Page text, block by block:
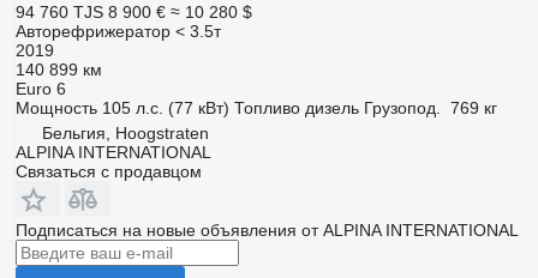
94 760 TJS 8 900 € ≈ 10 280 $
Авторефрижератор < 3.5т
2019
140 899 км
Euro 6
Мощность 105 л.с. (77 кВт) Топливо дизель Грузопод.
769 кг
Бельгия, Hoogstraten
ALPINA INTERNATIONAL
Связаться с продавцом
Подписаться на новые объявления от ALPINA INTERNATIONAL